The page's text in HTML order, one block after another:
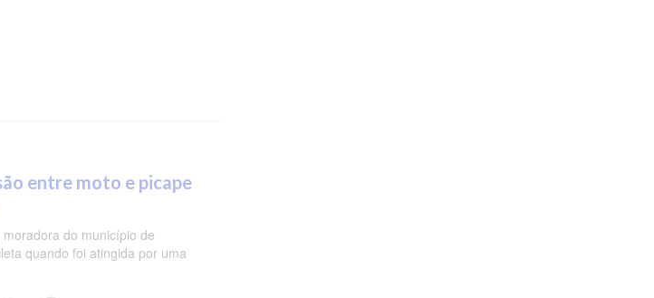
entre moto e picape
do município de
quando foi atingida por uma